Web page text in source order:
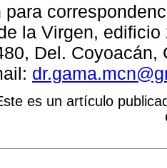
para
la Virgen,
Del.
es un artículo